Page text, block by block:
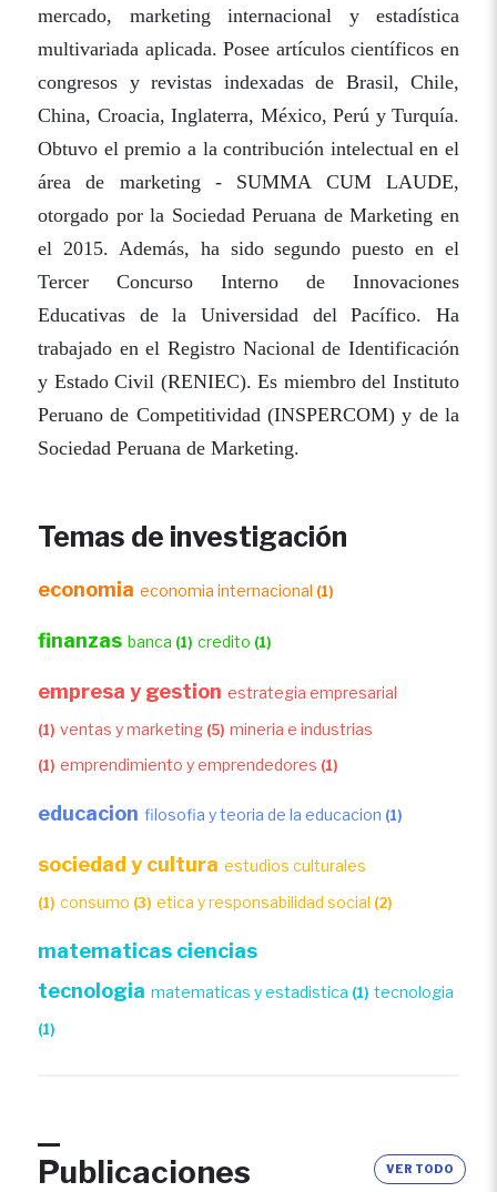
mercado, marketing internacional y estadística
multivariada aplicada. Posee artículos científicos en
congresos y revistas indexadas de Brasil, Chile,
China, Croacia, Inglaterra, México, Perú y Turquía.
Obtuvo el premio a la contribución intelectual en el
área de marketing - SUMMA CUM LAUDE,
otorgado por la Sociedad Peruana de Marketing en
el 2015. Además, ha sido segundo puesto en el
Tercer Concurso Interno de Innovaciones
Educativas de la Universidad del Pacífico. Ha
trabajado en el Registro Nacional de Identificación
y Estado Civil (RENIEC). Es miembro del Instituto
Peruano de Competitividad (INSPERCOM) y de la
Sociedad Peruana de Marketing.
Temas de investigación
economia economia internacional (1)
finanzas banca (1) credito (1)
empresa y gestion estrategia empresarial
(1) ventas y marketing (5) mineria e industrias
(1) emprendimiento y emprendedores (1)
educacion filosofia y teoria de la educacion (1)
sociedad y cultura estudios culturales
(1) consumo (3) etica y responsabilidad social (2)
matematicas ciencias
tecnologia matematicas y estadistica (1) tecnologia
(1)
Publicaciones VER TODO